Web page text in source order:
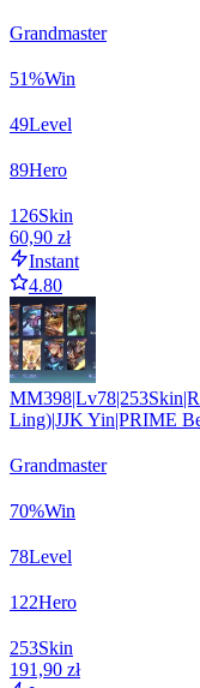
Grandmaster
51%Win
49Level
89Hero
126Skin
60,90 zł
Instant
4.80
Ling)|JJK Yin|PRIME
Grandmaster
70%Win
78Level
122Hero
253Skin
191,90 zł